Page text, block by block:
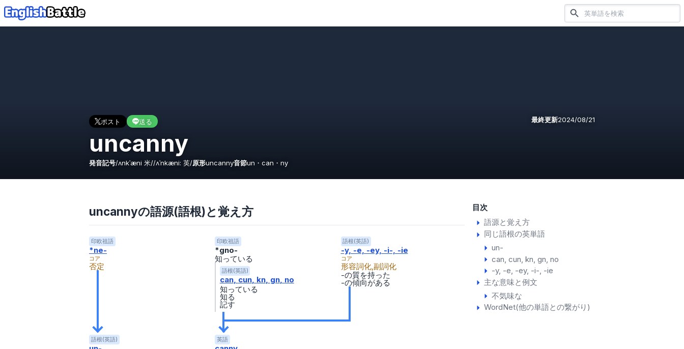
ポスト 送る 最終更新2024/08/21
uncanny
発音記号/ʌnkˈæni 米//ʌˈnkæni: 英/原形uncanny音節un・can・ny
目次
語源と覚え方
同じ語根の英単語
un-
can cun kn gn no
-y, -e, -ey, -i-, -ie
主な意味と例文
不気味な
WordNet(他の単語との繋がり)
uncannyの語源(語根)と覚え方
印欧祖語
*ne-
コア
否定
印欧祖語
*gno-
知っている
語根(英語)
can cun kn gn no
知っている
知る
記す
語根(英語)
-y, -e, -ey, -i-, -ie
コア
形容詞化,副詞化
-の質を持った
-の傾向がある
語根(英語) 英語